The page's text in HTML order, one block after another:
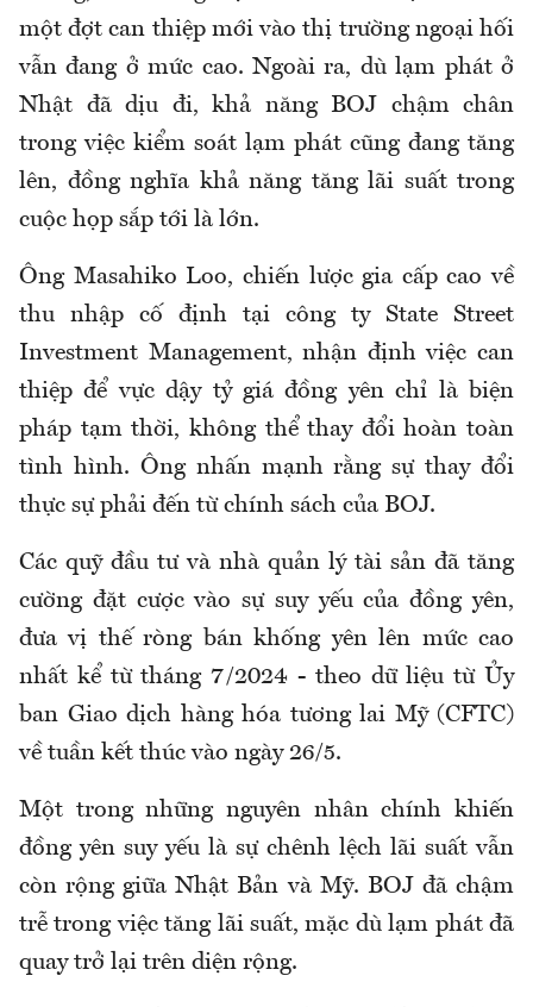
một đợt can thiệp mới vào thị trường ngoại hối
vẫn đang ở mức cao. Ngoài ra, dù lạm phát ở
Nhật đã dịu đi, khả năng BOJ chậm chân
trong việc kiểm soát lạm phát cũng đang tăng
lên, đồng nghĩa khả năng tăng lãi suất trong
cuộc họp sắp tới là lớn.
Ông Masahiko Loo, chiến lược gia cấp cao về
thu nhập cố định tại công ty State Street
Investment Management, nhận định việc can
thiệp để vực dậy tỷ giá đồng yên chỉ là biện
pháp tạm thời, không thể thay đổi hoàn toàn
tình hình. Ông nhấn mạnh rằng sự thay đổi
thực sự phải đến từ chính sách của BOJ.
Các quỹ đầu tư và nhà quản lý tài sản đã tăng
cường đặt cược vào sự suy yếu của đồng yên,
đưa vị thế ròng bán khống yên lên mức cao
nhất kể từ tháng 7/2024 - theo dữ liệu từ Ủy
ban Giao dịch hàng hóa tương lai Mỹ (CFTC)
về tuần kết thúc vào ngày 26/5.
Một trong những nguyên nhân chính khiến
đồng yên suy yếu là sự chênh lệch lãi suất vẫn
còn rộng giữa Nhật Bản và Mỹ. BOJ đã chậm
trễ trong việc tăng lãi suất, mặc dù lạm phát đã
quay trở lại trên diện rộng.